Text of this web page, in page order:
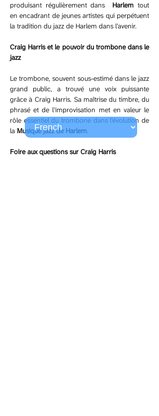
produisant régulièrement dans
Harlem tout
en encadrant de jeunes artistes qui perpétuent
la tradition du jazz de Harlem dans l’avenir.
Craig Harris et le pouvoir du trombone dans le
jazz
Le trombone, souvent sous-estimé dans le jazz
grand public, a trouvé une voix puissante
grâce à Craig Harris. Sa maîtrise du timbre, du
phrasé et de l’improvisation met en valeur le
rôle essentiel du trombone dans l’évolution de
la Musique jazz de Harlem.
Foire aux questions sur Craig Harris